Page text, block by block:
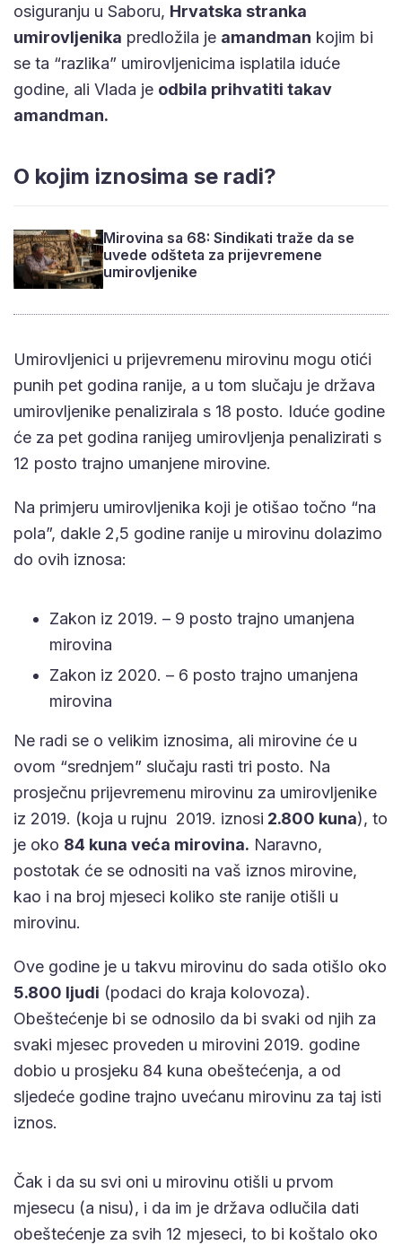
osiguranju u Saboru, Hrvatska stranka
umirovljenika predložila je amandman kojim bi
se ta “razlika” umirovljenicima isplatila iduće
godine, ali Vlada je odbila prihvatiti takav
amandman.
O kojim iznosima se radi?
Mirovina sa 68: Sindikati traže da se
uvede odšteta za prijevremene
umirovljenike
Umirovljenici u prijevremenu mirovinu mogu otići
punih pet godina ranije, a u tom slučaju je država
umirovljenike penalizirala s 18 posto. Iduće godine
će za pet godina ranijeg umirovljenja penalizirati s
12 posto trajno umanjene mirovine.
Na primjeru umirovljenika koji je otišao točno “na
pola”, dakle 2,5 godine ranije u mirovinu dolazimo
do ovih iznosa:
Zakon iz 2019. – 9 posto trajno umanjena
mirovina
Zakon iz 2020. – 6 posto trajno umanjena
mirovina
Ne radi se o velikim iznosima, ali mirovine će u
ovom “srednjem” slučaju rasti tri posto. Na
prosječnu prijevremenu mirovinu za umirovljenike
iz 2019. (koja u rujnu 2019. iznosi 2.800 kuna), to
je oko 84 kuna veća mirovina. Naravno,
postotak će se odnositi na vaš iznos mirovine,
kao i na broj mjeseci koliko ste ranije otišli u
mirovinu.
Ove godine je u takvu mirovinu do sada otišlo oko
5.800 ljudi (podaci do kraja kolovoza).
Obeštećenje bi se odnosilo da bi svaki od njih za
svaki mjesec proveden u mirovini 2019. godine
dobio u prosjeku 84 kuna obeštećenja, a od
sljedeće godine trajno uvećanu mirovinu za taj isti
iznos.
Čak i da su svi oni u mirovinu otišli u prvom
mjesecu (a nisu), i da im je država odlučila dati
obeštećenje za svih 12 mjeseci, to bi koštalo oko